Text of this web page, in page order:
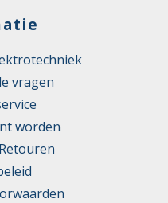
vragen
worden